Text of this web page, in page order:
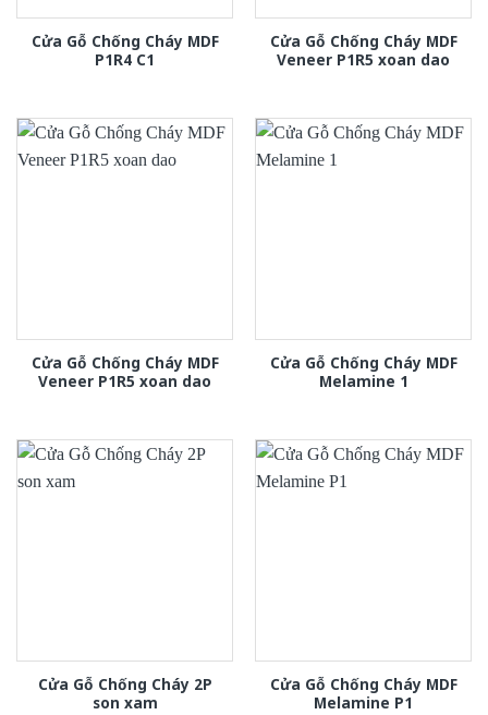
Cửa Gỗ Chống Cháy MDF
P1R4 C1
Cửa Gỗ Chống Cháy MDF
Veneer P1R5 xoan dao
Cửa Gỗ Chống Cháy MDF
Veneer P1R5 xoan dao
Cửa Gỗ Chống Cháy MDF
Melamine 1
Cửa Gỗ Chống Cháy 2P
son xam
Cửa Gỗ Chống Cháy MDF
Melamine P1